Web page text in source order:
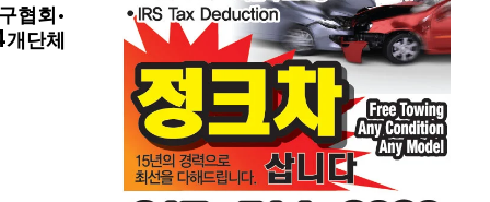
협회·
단체